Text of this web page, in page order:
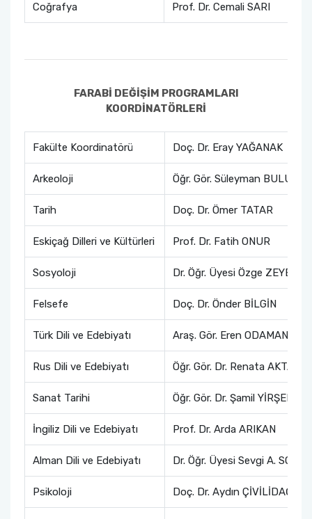
Coğrafya Prof. Dr. Cemali SARI
FARABİ DEĞİŞİM PROGRAMLARI
KOORDİNATÖRLERİ
Fakülte Koordinatörü Doç. Dr. Eray YAĞANAK
Arkeoloji Öğr. Gör. Süleyman BULUT
Tarih Doç. Dr. Ömer TATAR
Eskiçağ Dilleri ve Kültürleri Prof. Dr. Fatih ONUR
Sosyoloji Dr. Öğr. Üyesi Özge
Felsefe Doç. Dr. Önder BİLGİN
Türk Dili ve Edebiyatı Araş. Gör. Eren ODAMAN
Rus Dili ve Edebiyatı Öğr. Gör. Dr. Renata AKTAŞ
Sanat Tarihi Öğr. Gör. Dr. Şamil YİRŞEN
İngiliz Dili ve Edebiyatı Prof. Dr. Arda ARIKAN
Alman Dili ve Edebiyatı Dr. Öğr. Üyesi Sevgi A.
Psikoloji Doç. Dr. Aydın ÇİVİLİDAĞ